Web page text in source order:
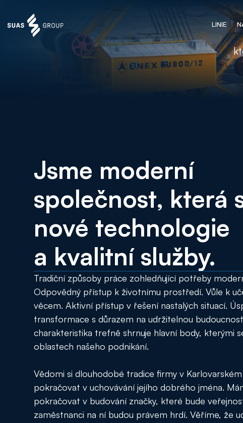
LINIE
Jsme moderní
společnost, která
nové technologie
a kvalitní služby.
Tradiční způsoby práce zohledňující potřeby
Odpovědný přístup k životnímu prostředí. Vůle k
věcem. Aktivní přístup v řešení nastalých situací.
transformace s důrazem na udržitelnou
charakteristika trefně shrnuje hlavní body, kterými
oblastech našeho podnikání.
Vědomi si dlouhodobé tradice firmy v
pokračovat v uchovávání jejího dobrého jména.
pokračovat v budování značky, které bude
zaměstnanci na ní budou právem hrdí. Věříme, že